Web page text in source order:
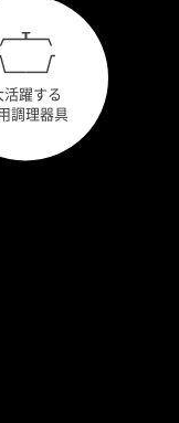
活躍する
調理器具